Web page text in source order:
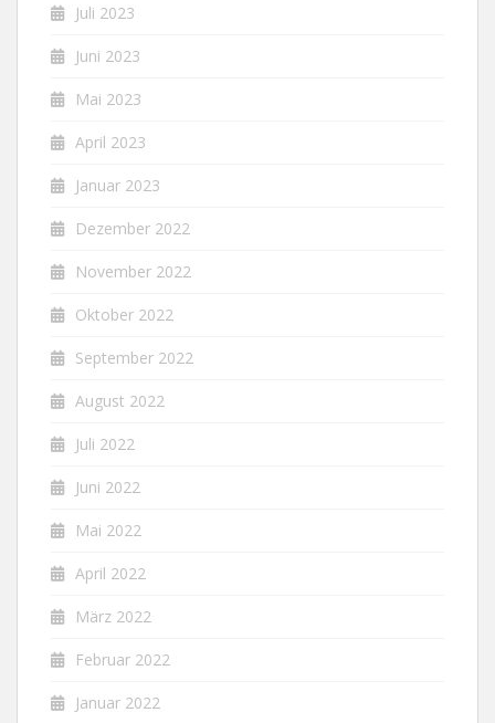
Juli 2023
Juni 2023
Mai 2023
April 2023
Januar 2023
Dezember 2022
November 2022
Oktober 2022
September 2022
August 2022
Juli 2022
Juni 2022
Mai 2022
April 2022
März 2022
Februar 2022
Januar 2022